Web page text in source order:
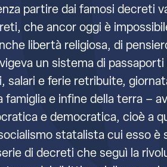
partire dai famosi decreti
che ancor oggi è
libertà religiosa, di
un sistema di
salari e ferie retribuite,
famiglia e infine della terra –
e democratica, cioè a
statalista cui esso
di decreti che seguì la